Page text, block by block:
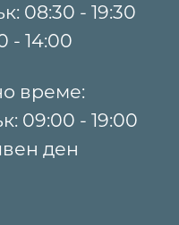
08:30 - 19:30
- 14:00
време:
09:00 - 19:00
ден